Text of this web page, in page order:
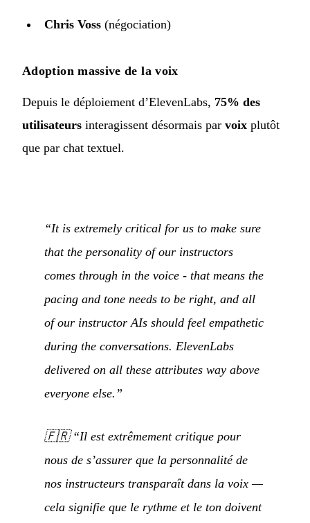
Chris Voss (négociation)
Adoption massive de la voix
Depuis le déploiement d’ElevenLabs, 75% des
utilisateurs interagissent désormais par voix plutôt
que par chat textuel.
“It is extremely critical for us to make sure
that the personality of our instructors
comes through in the voice - that means the
pacing and tone needs to be right, and all
of our instructor AIs should feel empathetic
during the conversations. ElevenLabs
delivered on all these attributes way above
everyone else.”
🇫🇷“Il est extrêmement critique pour
nous de s’assurer que la personnalité de
nos instructeurs transparaît dans la voix —
cela signifie que le rythme et le ton doivent